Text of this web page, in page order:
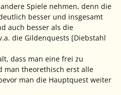
Spiele nehmen, denn die
besser und insgesamt
auch besser als die
die Gildenquests [Diebstahl
dass man eine frei zu
man theorethisch erst alle
man die Hauptquest weiter